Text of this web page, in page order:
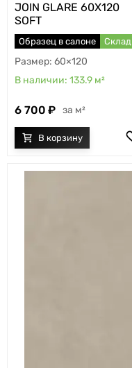
JOIN GLARE 60X120
SOFT
Образец в салоне Склад
60×120
133.9 м²
6 700 м²